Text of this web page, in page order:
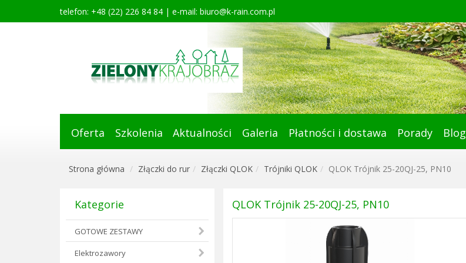
telefon: +48 (22) 226 84 84 | e-mail: biuro@k-rain.com.pl
Oferta Szkolenia Aktualności Galeria Płatności i dostawa Porady Blog
Strona główna Złączki do rur Złączki QLOK Trójniki QLOK QLOK Trójnik 25-20QJ-25, PN10
Kategorie
GOTOWE ZESTAWY
Elektrozawory
QLOK Trójnik 25-20QJ-25, PN10